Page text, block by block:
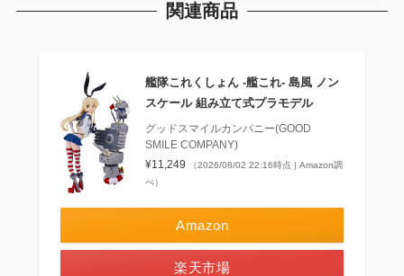
関連商品
艦隊これくしょん ‐艦これ‐ 島風 ノン
スケール 組み立て式プラモデル
グッドスマイルカンパニー(GOOD
SMILE COMPANY)
¥11,249
（2026/08/02 22:16時点 | Amazon調
べ）
Amazon
楽天市場